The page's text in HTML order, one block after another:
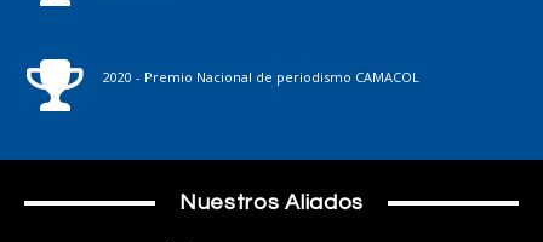
2020 - Premio Nacional de periodismo CAMACOL
Nuestros Aliados